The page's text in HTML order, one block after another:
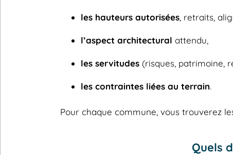
les hauteurs autorisées , retraits,
l’aspect architectural attendu,
les servitudes (risques, patrimoine,
les contraintes liées au terrain.
Pour chaque commune, vous trouverez
Quels